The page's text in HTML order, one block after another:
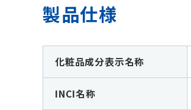
製品仕様
化粧品成分表示名称
INCI名称